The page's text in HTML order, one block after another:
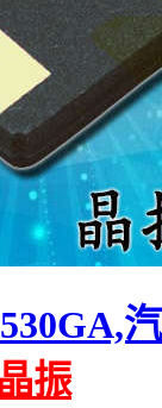
振